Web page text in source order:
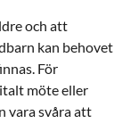
och att
kan behovet
För
möte eller
vara svåra att